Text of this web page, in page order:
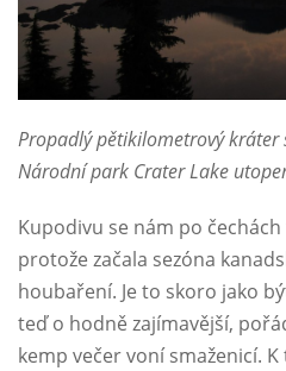
Propadlý pětikilometrový kráter
Národní park Crater Lake
Kupodivu se nám po
protože začala sezóna
houbaření. Je to skoro jako
teď o hodně zajímavější,
kemp večer voní smaženicí.